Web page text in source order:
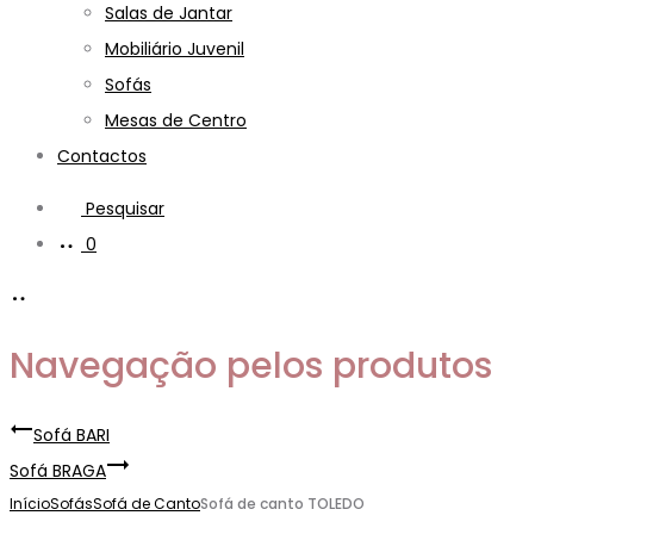
Salas de Jantar
Mobiliário Juvenil
Sofás
Mesas de Centro
Contactos
Pesquisar
0
Navegação pelos produtos
Sofá BARI
Sofá BRAGA
InícioSofásSofá de CantoSofá de canto TOLEDO